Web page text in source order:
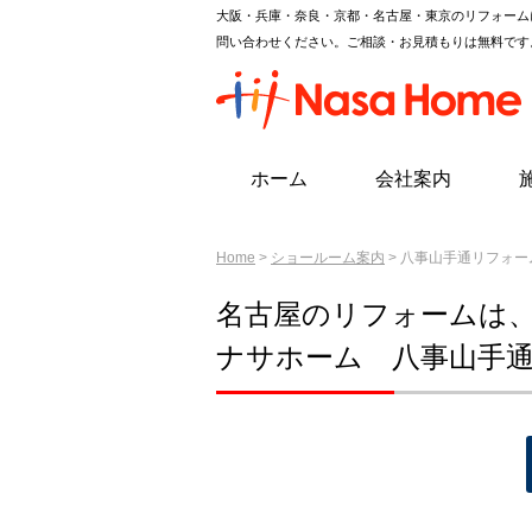
大阪・兵庫・奈良・京都・名古屋・東京のリフォー
問い合わせください。ご相談・お見積もりは無料です
ホーム 会社案内
Home > ショールーム案内 > 八事山手通リフォ
名古屋のリフォームは
ナサホーム 八事山手